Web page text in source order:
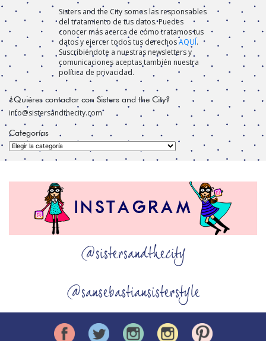
Sisters and the City somos las responsables
del tratamiento de tus datos. Puedes
conocer más acerca de cómo tratamos tus
datos y ejercer todos tus derechosAQUÍ.
Suscribiéndote a nuestras newsletters y
comunicaciones aceptas también nuestra
política de privacidad.
¿Quiéres contactar con Sisters and the City?
info@sistersandthecity.com
Categorías
Categorías
@sistersandthecity
@sansebastiansisterstyle